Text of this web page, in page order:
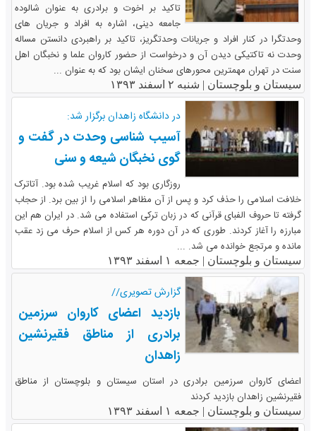
تاکید بر اخوت و برادری به عنوان شالوده
جامعه دینی، اشاره به افراد و جریان های
وحدت­گرا در کنار افراد و جریانات وحدت­گریز، تاکید بر راهبردی دانستن مساله
وحدت نه تاکتیکی دیدن آن و درخواست از حضور کاروان علما و نخبگان اهل
سنت در تهران مهمترین محورهای سخنان ایشان بود که به عنوان ...
سیستان و بلوچستان | شنبه ۲ اسفند ۱۳۹۳
در دانشگاه زاهدان برگزار شد:
آسیب شناسی وحدت در گفت و
گوی نخبگان شیعه و سنی
روزگاری بود که اسلام غریب شده بود. آتاترک
خلافت اسلامی را حذف کرد و پس از آن مظاهر اسلامی را از بین برد. از حجاب
گرفته تا حروف الفبای قرآنی که در زبان ترکی استفاده می شد. در ایران هم این
مبارزه را آغاز کردند. طوری که در آن دوره هر کس از اسلام حرف می زد عقب
مانده و مرتجع خوانده می شد. ...
سیستان و بلوچستان | جمعه ۱ اسفند ۱۳۹۳
گزارش تصویری//
بازدید اعضای کاروان سرزمین
برادری از مناطق فقیرنشین
زاهدان
اعضای کاروان سرزمین برادری در استان سیستان و بلوچستان از مناطق
فقیرنشین زاهدان بازدید کردند
سیستان و بلوچستان | جمعه ۱ اسفند ۱۳۹۳